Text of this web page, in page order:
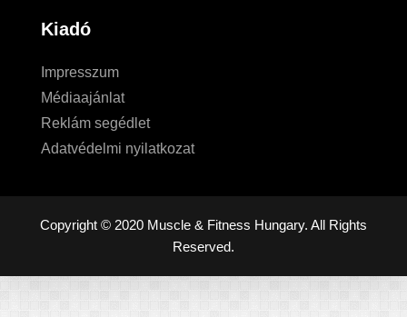
Kiadó
Impresszum
Médiaajánlat
Reklám segédlet
Adatvédelmi nyilatkozat
Copyright © 2020 Muscle & Fitness Hungary. All Rights
Reserved.